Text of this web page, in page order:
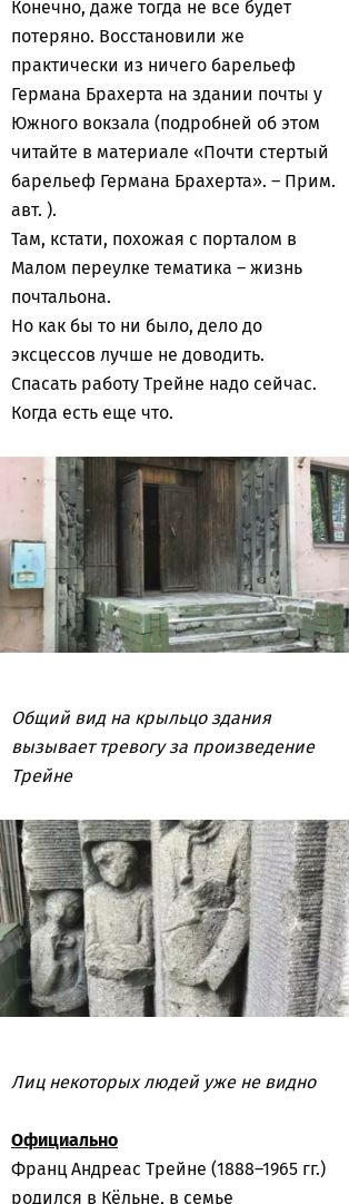
Конечно, даже тогда не все будет
потеряно. Восстановили же
практически из ничего барельеф
Германа Брахерта на здании почты у
Южного вокзала (подробней об этом
читайте в материале «Почти стертый
барельеф Германа Брахерта». – Прим.
авт. ).
Там, кстати, похожая с порталом в
Малом переулке тематика – жизнь
почтальона.
Но как бы то ни было, дело до
эксцессов лучше не доводить.
Спасать работу Трейне надо сейчас.
Когда есть еще что.
Общий вид на крыльцо здания
вызывает тревогу за произведение
Трейне
Лиц некоторых людей уже не видно
Официально
Франц Андреас Трейне (1888–1965 гг.)
родился в Кёльне, в семье